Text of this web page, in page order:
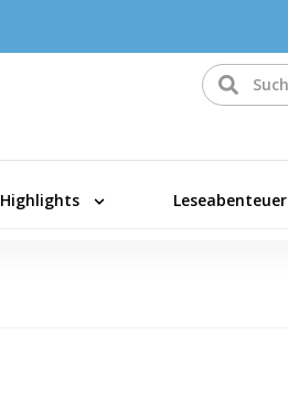
Highlights Leseabenteuer